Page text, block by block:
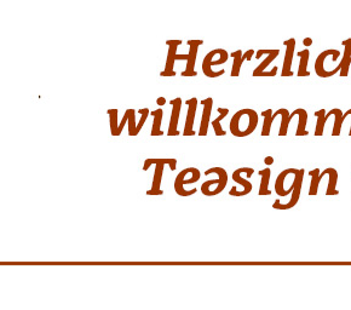
springen
springen